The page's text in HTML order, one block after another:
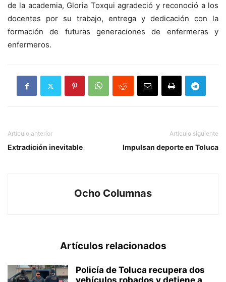
de la academia, Gloria Toxqui agradeció y reconoció a los
docentes por su trabajo, entrega y dedicación con la
formación de futuras generaciones de enfermeras y
enfermeros.
Artículo anterior
Extradición inevitable
Artículo siguiente
Impulsan deporte en Toluca
Ocho Columnas
Artículos relacionados
Policía de Toluca recupera dos